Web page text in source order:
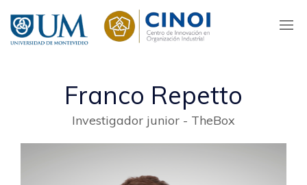
contenido
principal
Franco Repetto
Investigador junior - TheBox